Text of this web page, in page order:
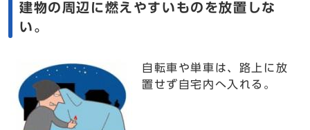
建物の周辺に燃えやすいものを放置しな
い。
自転車や単車は、路上に放
置せず自宅内へ入れる。